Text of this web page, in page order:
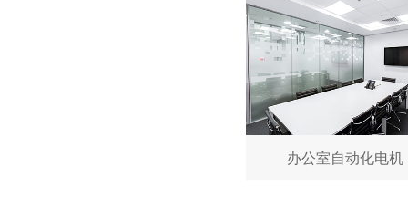
办公室自动化电机